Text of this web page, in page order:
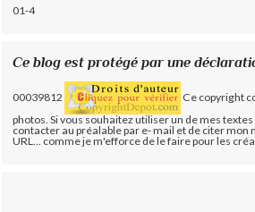
01-4
Ce blog est protégé par une
00039812
Ce copyright
photos. Si vous souhaitez utiliser un de mes
contacter au préalable par e- mail et de citer mon
URL... comme je m'efforce de le faire pour les